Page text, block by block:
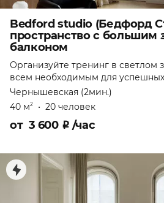
Bedford studio (Бедфорд
пространство с большим
балконом
Организуйте тренинг в светлом
всем необходимым для успешных
Чернышевская (2мин.)
40 м2 • 20 человек
от 3 600 ₽ /час